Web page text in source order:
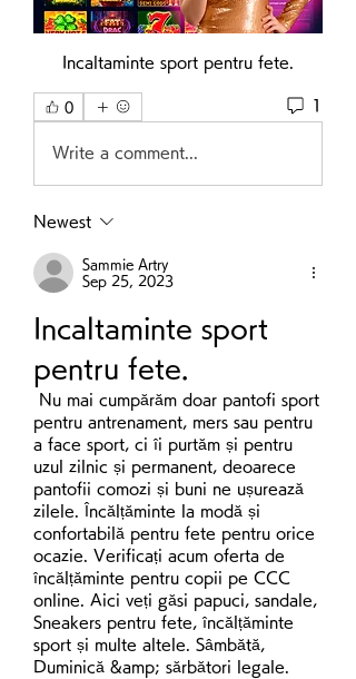
Incaltaminte sport pentru fete.
0 1
Write a comment...
Newest
Sammie Artry
Sep 25, 2023
Incaltaminte sport
pentru fete.
pentru antrenament, mers sau pentru
a face sport, ci îi purtăm și pentru
uzul zilnic și permanent, deoarece
pantofii comozi și buni ne ușurează
zilele. Încălțăminte la modă și
confortabilă pentru fete pentru orice
ocazie. Verificați acum oferta de
încălțăminte pentru copii pe CCC
online. Aici veți găsi papuci, sandale,
Sneakers pentru fete, încălțăminte
sport și multe altele. Sâmbătă,
Duminică &amp; sărbători legale.